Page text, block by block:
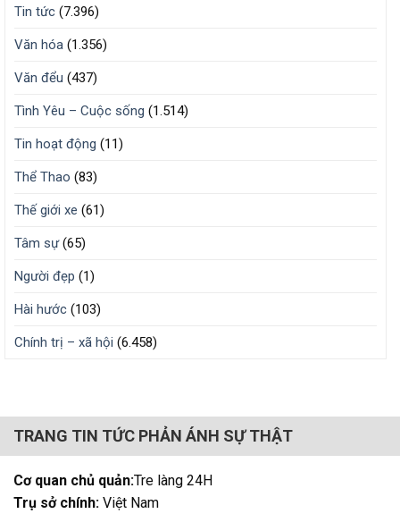
Tin tức (7.396)
Văn hóa (1.356)
Văn đểu (437)
Tình Yêu – Cuộc sống (1.514)
Tin hoạt động (11)
Thể Thao (83)
Thế giới xe (61)
Tâm sự(65)
Người đẹp (1)
Hài hước (103)
Chính trị – xã hội (6.458)
TRANG TIN TỨC PHẢN ÁNH SỰ THẬT
Cơ quan chủ quản:Tre làng 24H
Trụ sở chính: Việt Nam